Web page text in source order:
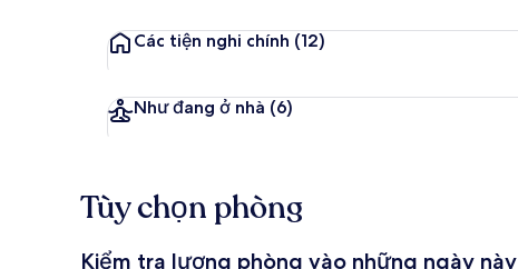
n
Các tiện nghi chính (12)
Như đang ở nhà (6)
Tùy chọn phòng
Kiểm tra lượng phòng vào những ngày này